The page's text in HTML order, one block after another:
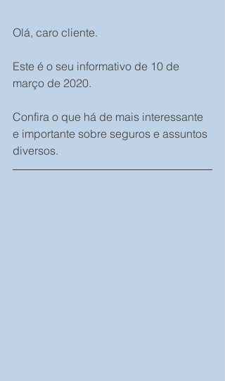
Olá, caro cliente.
Este é o seu informativo de 10 de
março de 2020.
Confira o que há de mais interessante
e importante sobre seguros e assuntos
diversos.